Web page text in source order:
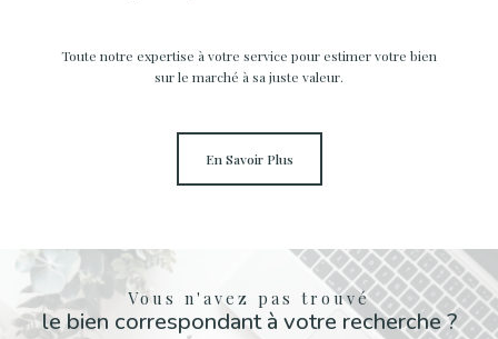
Toute notre expertise à votre service pour estimer votre bien
sur le marché à sa juste valeur.
En Savoir Plus
Vous n'avez pas trouvé
le bien correspondant à votre recherche ?